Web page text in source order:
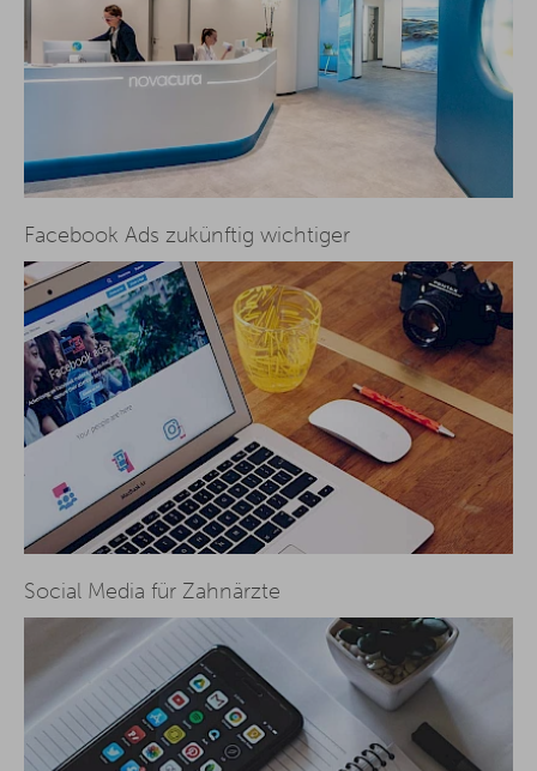
Facebook Ads zukünftig wichtiger
Social Media für Zahnärzte